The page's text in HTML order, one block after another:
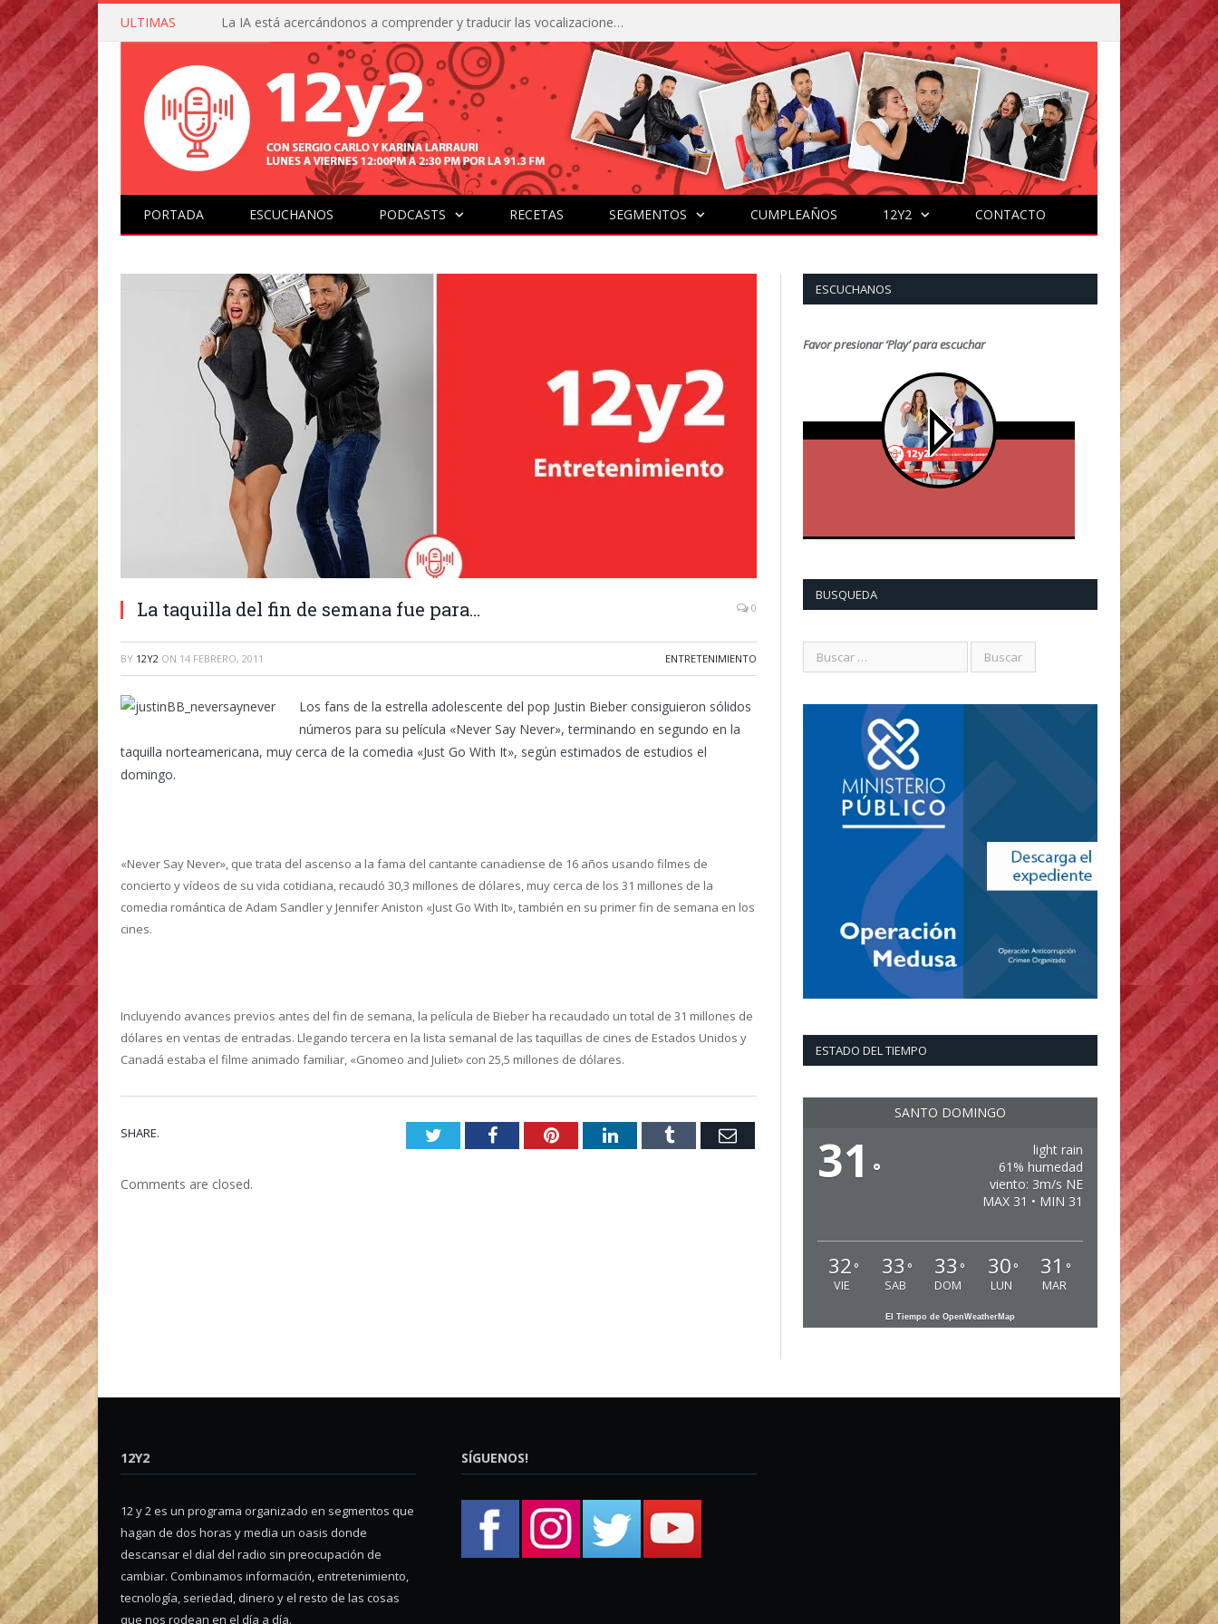
ULTIMAS La IA está acercándonos a comprender y traducir las vocalizaciones y comportamientos de nuestras mascotas
PORTADA ESCUCHANOS PODCASTS RECETAS SEGMENTOS CUMPLEAÑOS 12Y2 CONTACTO
La taquilla del fin de semana fue para… 0
BY 12Y2 ON 14 FEBRERO, 2011 ENTRETENIMIENTO
Los fans de la estrella adolescente del pop Justin Bieber consiguieron sólidos
números para su película «Never Say Never», terminando en segundo en la
taquilla norteamericana, muy cerca de la comedia «Just Go With It», según estimados de estudios el
domingo.
«Never Say Never», que trata del ascenso a la fama del cantante canadiense de 16 años usando filmes de
concierto y vídeos de su vida cotidiana, recaudó 30,3 millones de dólares, muy cerca de los 31 millones de la
comedia romántica de Adam Sandler y Jennifer Aniston «Just Go With It», también en su primer fin de semana en los
cines.
Incluyendo avances previos antes del fin de semana, la película de Bieber ha recaudado un total de 31 millones de
dólares en ventas de entradas. Llegando tercera en la lista semanal de las taquillas de cines de Estados Unidos y
Canadá estaba el filme animado familiar, «Gnomeo and Juliet» con 25,5 millones de dólares.
SHARE. TwitterFacebookPinterestLinkedInTumblr Email
Comments are closed.
ESCUCHANOS
Favor presionar ‘Play’ para escuchar
BUSQUEDA
ESTADO DEL TIEMPO
SANTO DOMINGO
31 °
light rain
61% humedad
viento: 3m/s NE
MAX 31 • MIN 31
32 °
VIE
33 °
SAB
33 °
DOM
30 °
LUN
31 °
MAR
El Tiempo de OpenWeatherMap
12Y2
12 y 2 es un programa organizado en segmentos que
hagan de dos horas y media un oasis donde
descansar el dial del radio sin preocupación de
cambiar. Combinamos información, entretenimiento,
tecnología, seriedad, dinero y el resto de las cosas
que nos rodean en el día a día.
SÍGUENOS!